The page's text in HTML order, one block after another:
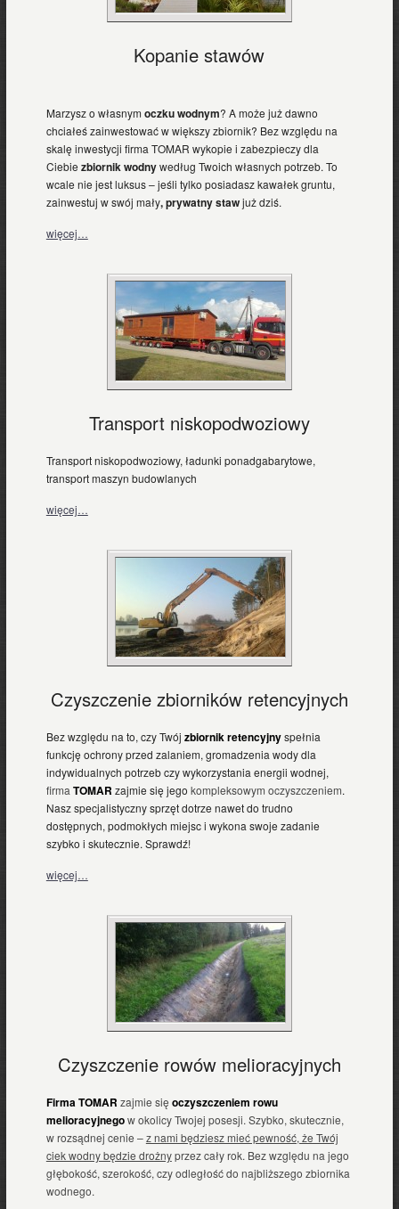
Kopanie stawów
Marzysz o własnym oczku wodnym? A może już dawno
chciałeś zainwestować w większy zbiornik? Bez względu na
skalę inwestycji firma TOMAR wykopie i zabezpieczy dla
Ciebie zbiornik wodnywedług Twoich własnych potrzeb. To
wcale nie jest luksus – jeśli tylko posiadasz kawałek gruntu,
zainwestuj w swój mały, prywatny stawjuż dziś.
więcej…
Transport niskopodwoziowy
Transport niskopodwoziowy, ładunki ponadgabarytowe,
transport maszyn budowlanych
więcej…
Czyszczenie zbiorników retencyjnych
Bez względu na to, czy Twój zbiornik retencyjnyspełnia
funkcję ochrony przed zalaniem, gromadzenia wody dla
indywidualnych potrzeb czy wykorzystania energii wodnej,
firma TOMAR zajmie się jego kompleksowym oczyszczeniem.
Nasz specjalistyczny sprzęt dotrze nawet do trudno
dostępnych, podmokłych miejsc i wykona swoje zadanie
szybko i skutecznie. Sprawdź!
więcej…
Czyszczenie rowów melioracyjnych
Firma TOMAR zajmie się oczyszczeniem rowu
melioracyjnegow okolicy Twojej posesji. Szybko, skutecznie,
w rozsądnej cenie –z nami będziesz mieć pewność, że Twój
ciek wodny będzie drożnyprzez cały rok. Bez względu na jego
głębokość, szerokość, czy odległość do najbliższego zbiornika
wodnego.